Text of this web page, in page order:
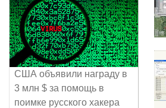
США объявили награду в
3 млн $ за помощь в
поимке русского хакера